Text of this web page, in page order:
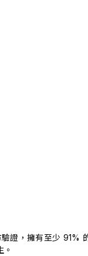
證，擁有至少 91%